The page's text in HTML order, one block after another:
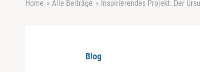
Home » Alle Beiträge » Inspirierendes Projekt: Der
Blog